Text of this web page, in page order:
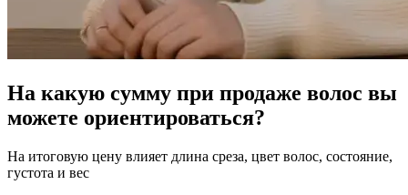
На какую сумму при продаже волос вы
можете ориентироваться?
На итоговую цену влияет длина среза, цвет волос, состояние,
густота и вес